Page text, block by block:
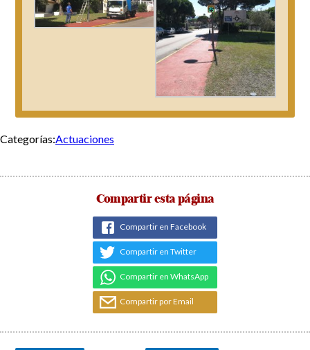
Categorías:Actuaciones
Compartir esta página
Compartir en Facebook
Compartir en Twitter
Compartir en WhatsApp
Compartir por Email
Navegación